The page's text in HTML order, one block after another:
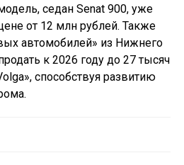
седан Senat 900, уже
от 12 млн рублей. Также
автомобилей» из Нижнего
к 2026 году до 27 тысяч
способствуя развитию